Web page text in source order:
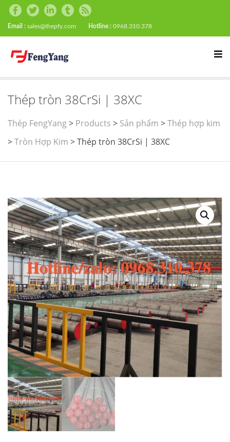
Email : sales@thepfy.com Hotline : 0968.310.378
Thép tròn 38CrSi | 38XC
Thép FengYang> Products > Sản phẩm >Thép hợp kim
>Tròn Hợp Kim >Thép tròn 38CrSi | 38XC